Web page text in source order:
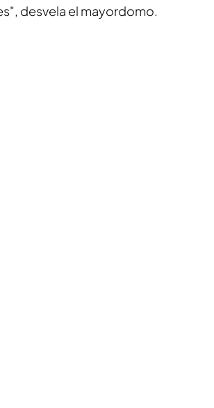
desvela el mayordomo.